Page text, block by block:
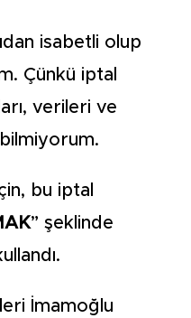
isabetli olup
Çünkü iptal
verileri ve
bu iptal
” şeklinde
İmamoğlu